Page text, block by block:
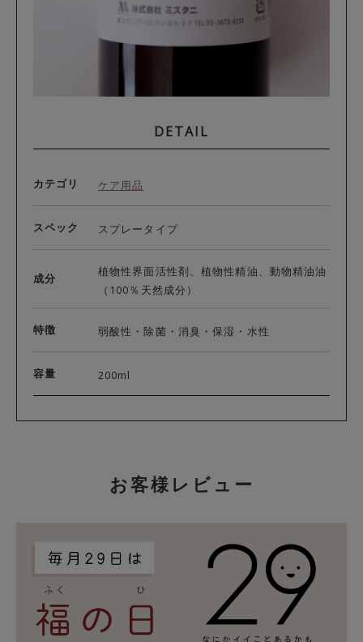
DETAIL
カテゴリ ケア用品
スペック スプレータイプ
成分
植物性界面活性剤、植物性精油、動物精油油
（100％天然成分）
特徴 弱酸性・除菌・消臭・保湿・水性
容量 200ml
お客様レビュー